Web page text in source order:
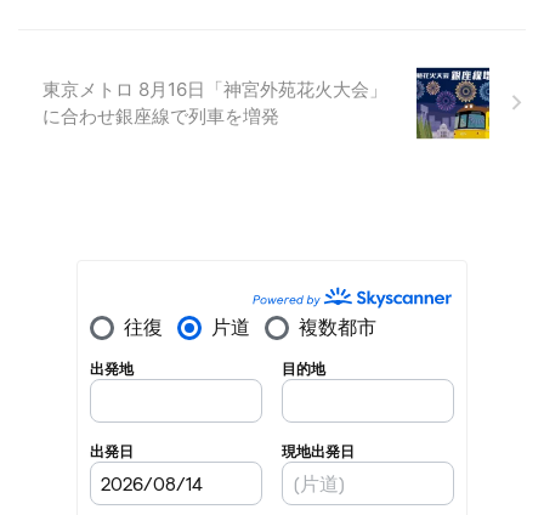
東京メトロ 8月16日「神宮外苑花火大会」
に合わせ銀座線で列車を増発